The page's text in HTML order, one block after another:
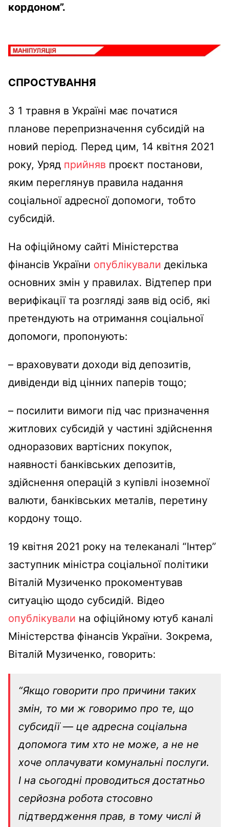
кордоном”.
СПРОСТУВАННЯ
З 1 травня в Україні має початися
планове перепризначення субсидій на
новий період. Перед цим, 14 квітня 2021
року, Уряд прийняв проєкт постанови,
яким переглянув правила надання
соціальної адресної допомоги, тобто
субсидій.
На офіційному сайті Міністерства
фінансів України опублікували декілька
основних змін у правилах. Відтепер при
верифікації та розгляді заяв від осіб, які
претендують на отримання соціальної
допомоги, пропонують:
– враховувати доходи від депозитів,
дивіденди від цінних паперів тощо;
– посилити вимоги під час призначення
житлових субсидій у частині здійснення
одноразових вартісних покупок,
наявності банківських депозитів,
здійснення операцій з купівлі іноземної
валюти, банківських металів, перетину
кордону тощо.
19 квітня 2021 року на телеканалі “Інтер”
заступник міністра соціальної політики
Віталій Музиченко прокоментував
ситуацію щодо субсидій. Відео
опублікували на офіційному ютуб каналі
Міністерства фінансів України. Зокрема,
Віталій Музиченко, говорить:
“Якщо говорити про причини таких
змін, то ми ж говоримо про те, що
субсидії — це адресна соціальна
допомога тим хто не може, а не не
хоче оплачувати комунальні послуги.
І на сьогодні проводиться достатньо
серйозна робота стосовно
підтвердження прав, в тому числі й